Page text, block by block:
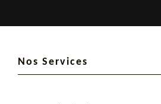
Nos Services